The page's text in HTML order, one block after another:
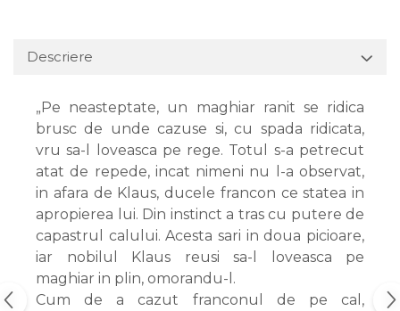
Descriere
„Pe neasteptate, un maghiar ranit se ridica
brusc de unde cazuse si, cu spada ridicata,
vru sa-l loveasca pe rege. Totul s-a petrecut
atat de repede, incat nimeni nu l-a observat,
in afara de Klaus, ducele francon ce statea in
apropierea lui. Din instinct a tras cu putere de
capastrul calului. Acesta sari in doua picioare,
iar nobilul Klaus reusi sa-l loveasca pe
maghiar in plin, omorandu-l.
Cum de a cazut franconul de pe cal,